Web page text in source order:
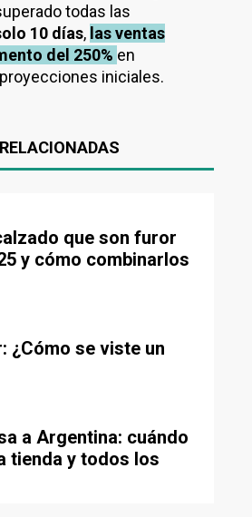
todas las
10 días, las ventas
del 250% en
iniciales.
que son furor
y cómo combinarlos
¿Cómo se viste un
a Argentina: cuándo
tienda y todos los